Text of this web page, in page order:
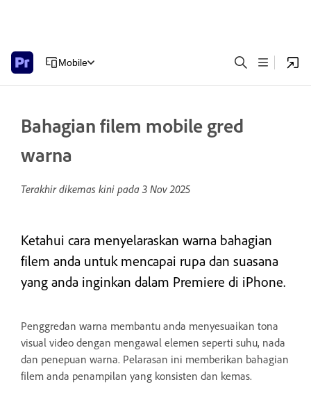
Mobile
Bahagian filem mobile gred
warna
Terakhir dikemas kini pada 3 Nov 2025
Ketahui cara menyelaraskan warna bahagian
filem anda untuk mencapai rupa dan suasana
yang anda inginkan dalam Premiere di iPhone.
Penggredan warna membantu anda menyesuaikan tona
visual video dengan mengawal elemen seperti suhu, nada
dan penepuan warna. Pelarasan ini memberikan bahagian
filem anda penampilan yang konsisten dan kemas.